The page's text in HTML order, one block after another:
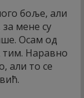
боље, али
мене су
Осам од
тим. Наравно
али то се